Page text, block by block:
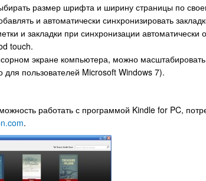
размер шрифта и ширину страницы по
и автоматически синхронизировать
и закладки при синхронизации автоматически
touch.
экране компьютера, можно
для пользователей Microsoft Windows 7).
работать с программой Kindle for PC,
.